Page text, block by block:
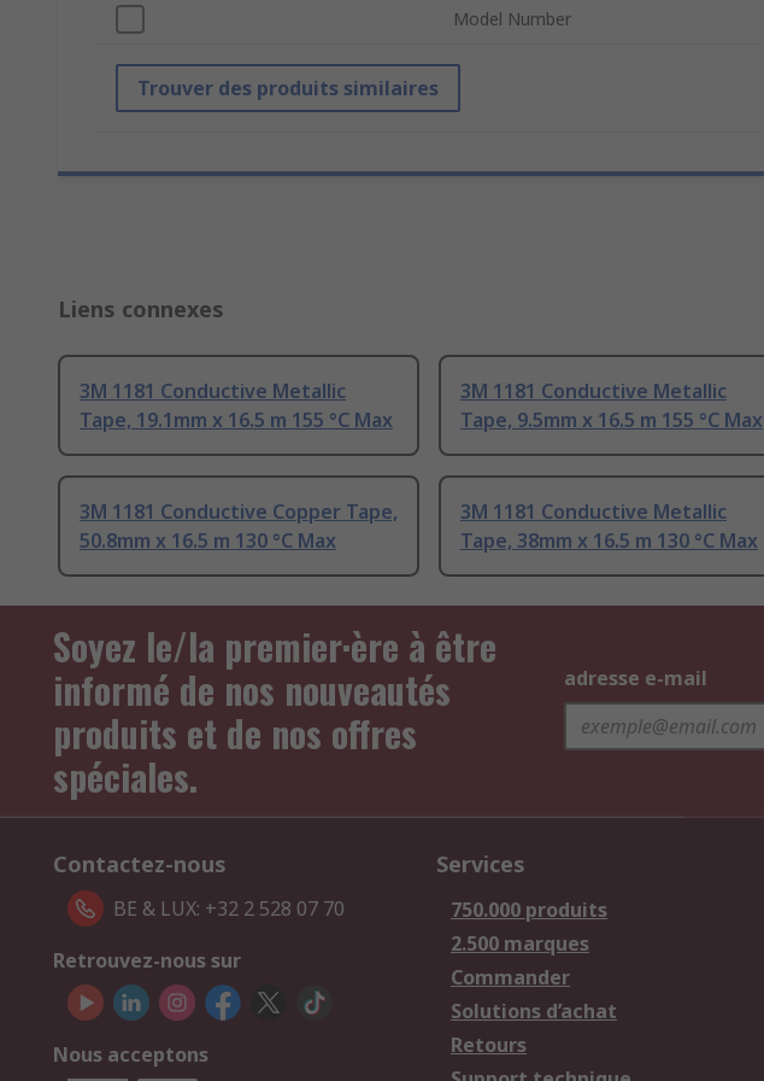
Model Number
Trouver des produits similaires
Liens connexes
3M 1181 Conductive Metallic
Tape, 19.1mm x 16.5 m 155 °C Max
3M 1181 Conductive Metallic
Tape, 9.5mm x 16.5 m 155 °C Max
3M 1181 Conductive Copper Tape,
50.8mm x 16.5 m 130 °C Max
3M 1181 Conductive Metallic
Tape, 38mm x 16.5 m 130 °C Max
Soyez le/la premier·ère à être
informé de nos nouveautés
produits et de nos offres
spéciales.
adresse e-mail
Contactez-nous
BE & LUX: +32 2 528 07 70
Retrouvez-nous sur
Nous acceptons
Services
750.000 produits
2.500 marques
Commander
Solutions d’achat
Retours